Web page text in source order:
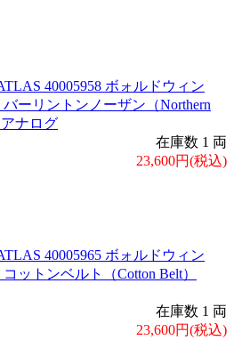
40005958 ボォルドウィン
ーリントンノーザン（Northern
ナログ
在庫数 1 両
23,600円(税込)
40005965 ボォルドウィン
ットンベルト（Cotton Belt）
在庫数 1 両
23,600円(税込)